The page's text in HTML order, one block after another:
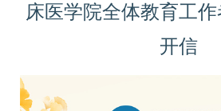
床医学院全体教育工
开信